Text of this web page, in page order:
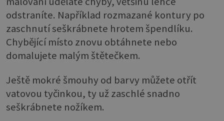
odstraníte. Například rozmazané kontury po
zaschnutí seškrábnete hrotem špendlíku.
Chybějící místo znovu obtáhnete nebo
domalujete malým štětečkem.
Ještě mokré šmouhy od barvy můžete otřít
vatovou tyčinkou, ty už zaschlé snadno
seškrábnete nožíkem.